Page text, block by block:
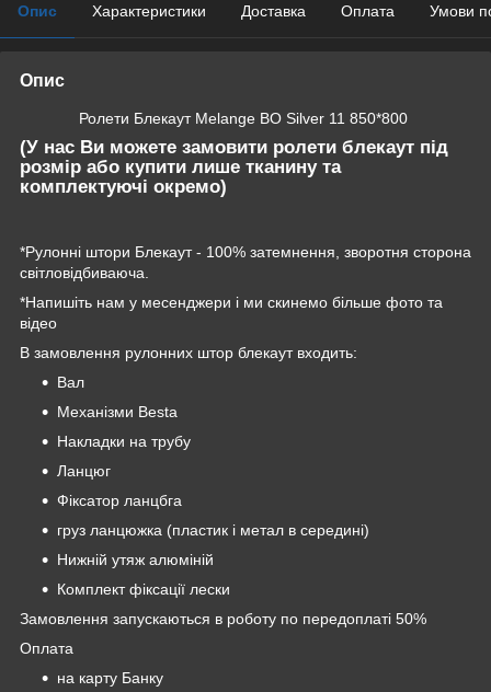
Опис Характеристики Доставка Оплата Умови
Опис
Ролети Блекаут Melange BO Silver 11 850*800
(У нас Ви можете замовити ролети блекаут під
розмір або купити лише тканину та
комплектуючі окремо)
*Рулонні штори Блекаут - 100% затемнення, зворотня сторона
світловідбиваюча.
*Напишіть нам у месенджери і ми скинемо більше фото та
відео
В замовлення рулонних штор блекаут входить:
Вал
Механізми Besta
Накладки на трубу
Ланцюг
Фіксатор ланцбга
груз ланцюжка (пластик і метал в середині)
Нижній утяж алюміній
Комплект фіксації лески
Замовлення запускаються в роботу по передоплаті 50%
Оплата
на карту Банку